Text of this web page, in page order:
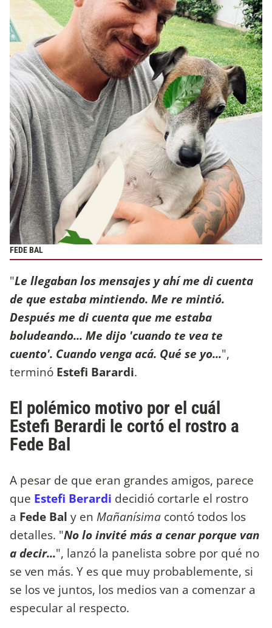
FEDE BAL
"Le llegaban los mensajes y ahí me di cuenta
de que estaba mintiendo. Me re mintió.
Después me di cuenta que me estaba
boludeando... Me dijo 'cuando te vea te
cuento'. Cuando venga acá. Qué se yo...",
terminó Estefi Barardi.
El polémico motivo por el cuál
Estefi Berardi le cortó el rostro a
Fede Bal
A pesar de que eran grandes amigos, parece
que Estefi Berardi decidió cortarle el rostro
a Fede Bal y en Mañanísima contó todos los
detalles. "No lo invité más a cenar porque van
a decir...", lanzó la panelista sobre por qué no
se ven más. Y es que muy probablemente, si
se los ve juntos, los medios van a comenzar a
especular al respecto.